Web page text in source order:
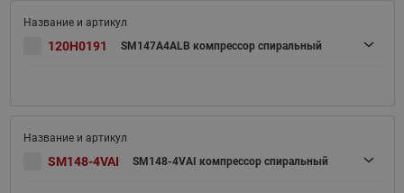
120H0191 SM147A4ALB компрессор спиральный
SM148-4VAI SM148-4VAI компрессор спиральный